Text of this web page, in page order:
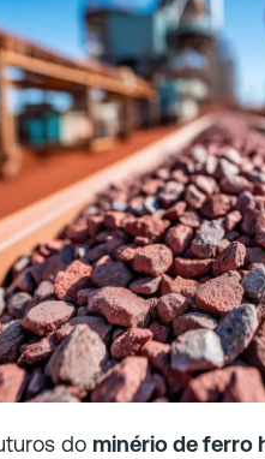
do minério de ferro